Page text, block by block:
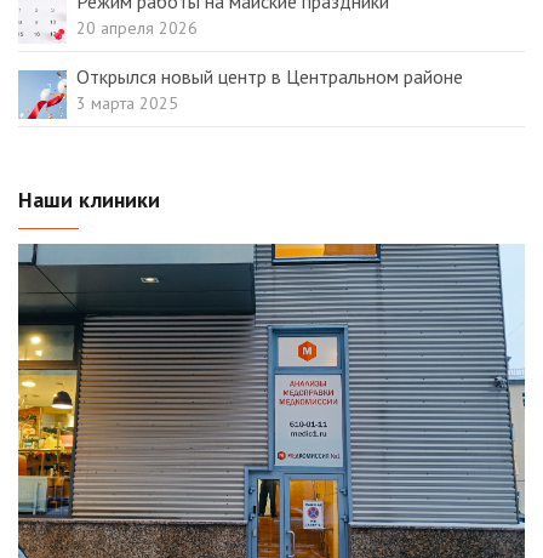
20 апреля 2026
Открылся новый центр в Центральном районе
3 марта 2025
Наши клиники